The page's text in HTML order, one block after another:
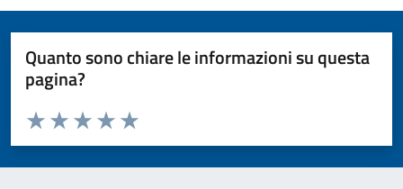
Quanto sono chiare le informazioni su questa
pagina?
Valuta da 1 a 5 stelle la pagina
Valuta 5 stelle su 5
Valuta 4 stelle su 5
Valuta 3 stelle su 5
Valuta 2 stelle su 5
Valuta 1 stelle su 5